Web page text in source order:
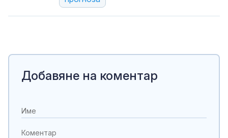
Добавяне на коментар